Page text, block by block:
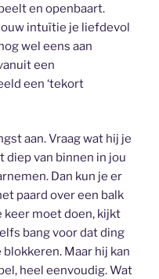
en openbaart.
intuïtie je liefdevol
wel eens aan
een
een ‘tekort
aan. Vraag wat hij je
diep van binnen in jou
Dan kun je er
paard over een balk
keer moet doen, kijkt
bang voor dat ding
Maar hij kan
heel eenvoudig. Wat